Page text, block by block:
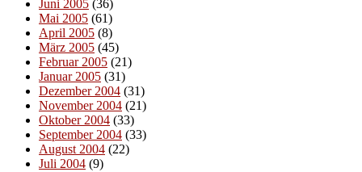
Juni 2005 (36)
Mai 2005 (61)
April 2005 (8)
März 2005 (45)
Februar 2005 (21)
Januar 2005 (31)
Dezember 2004 (31)
November 2004 (21)
Oktober 2004 (33)
September 2004 (33)
August 2004 (22)
Juli 2004 (9)